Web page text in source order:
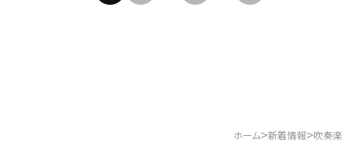
ホーム>新着情報>吹奏楽